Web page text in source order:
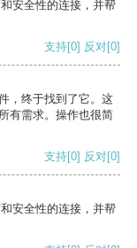
安全性的连接，并帮
支持[0] 反对[0]
，终于找到了它。这
有需求。操作也很简
支持[0] 反对[0]
安全性的连接，并帮